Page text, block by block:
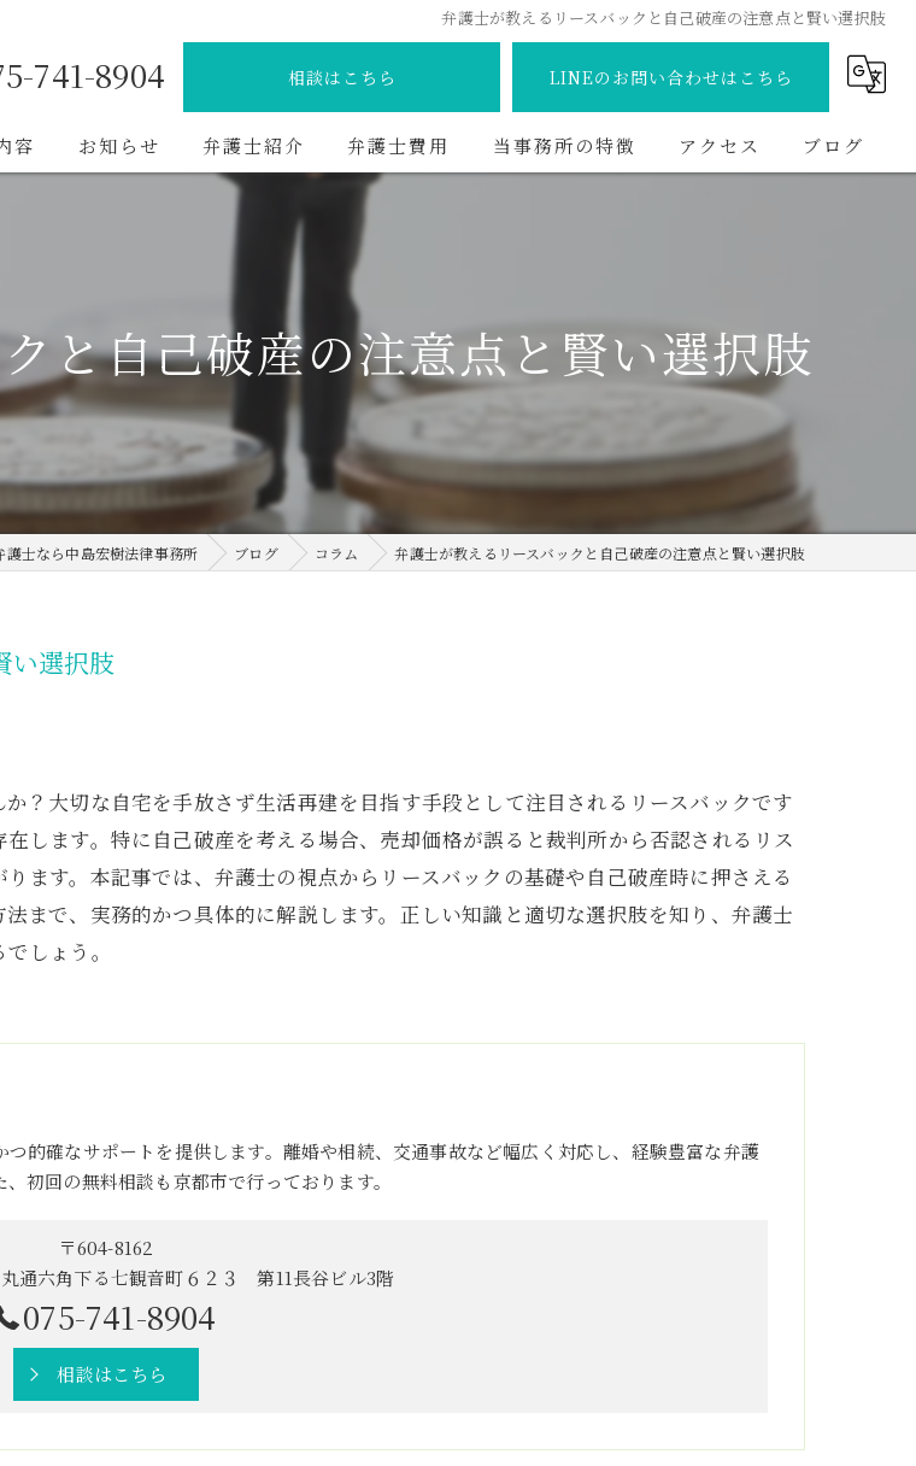
弁護士が教えるリースバックと自己破産の注意点と賢い選択肢
741-8904 相談はこちら LINEのお問い合わせはこちら
容 お知らせ 弁護士紹介 弁護士費用 当事務所の特徴
債務整理
相続
アクセス ブログ
と自己破産の注意点と賢い選択肢
護士なら中島宏樹法律事務所 ブログ コラム 弁護士が教えるリースバックと自己破産の注意点と賢い選択肢
い選択肢
？大切な自宅を手放さず生活再建を目指す手段として注目されるリースバックです
します。特に自己破産を考える場合、売却価格が誤ると裁判所から否認されるリス
ます。本記事では、弁護士の視点からリースバックの基礎や自己破産時に押さえる
まで、実務的かつ具体的に解説します。正しい知識と適切な選択肢を知り、弁護士
しょう。
的確なサポートを提供します。離婚や相続、交通事故など幅広く対応し、経験豊富な弁護
初回の無料相談も京都市で行っております。
〒604-8162
通六角下る七観音町６２３ 第11長谷ビル3階
075-741-8904
相談はこちら